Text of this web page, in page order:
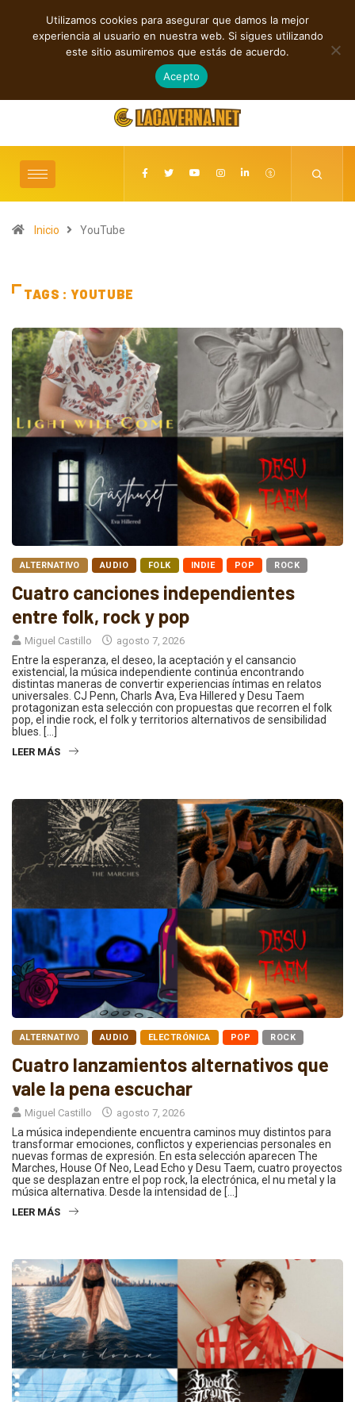
TENDENCIAS
Shaven Primates: Un estallido de Hard Rock contra el control digital
agosto 8, 2026
Inicio YouTube
TAGS : YOUTUBE
ALTERNATIVO AUDIO FOLK INDIE POP ROCK
Cuatro canciones independientes
entre folk, rock y pop
Miguel Castillo agosto 7, 2026
Entre la esperanza, el deseo, la aceptación y el cansancio
existencial, la música independiente continúa encontrando
distintas maneras de convertir experiencias íntimas en relatos
universales. CJ Penn, Charls Ava, Eva Hillered y Desu Taem
protagonizan esta selección con propuestas que recorren el folk
pop, el indie rock, el folk y territorios alternativos de sensibilidad
blues. […]
LEER MÁS
ALTERNATIVO AUDIO ELECTRÓNICA POP ROCK
Cuatro lanzamientos alternativos que
vale la pena escuchar
Miguel Castillo agosto 7, 2026
La música independiente encuentra caminos muy distintos para
transformar emociones, conflictos y experiencias personales en
nuevas formas de expresión. En esta selección aparecen The
Marches, House Of Neo, Lead Echo y Desu Taem, cuatro proyectos
que se desplazan entre el pop rock, la electrónica, el nu metal y la
música alternativa. Desde la intensidad de […]
LEER MÁS
Utilizamos cookies para asegurar que damos la mejor
experiencia al usuario en nuestra web. Si sigues utilizando
este sitio asumiremos que estás de acuerdo.
Acepto